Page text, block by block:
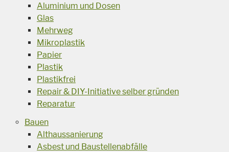
Aluminium und Dosen
Glas
Mehrweg
Mikroplastik
Papier
Plastik
Plastikfrei
Repair & DIY-Initiative selber gründen
Reparatur
Bauen
Althaussanierung
Asbest und Baustellenabfälle